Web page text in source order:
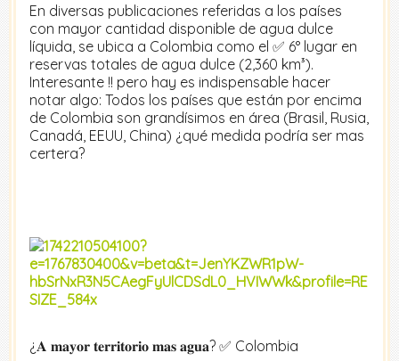
En diversas publicaciones referidas a los países
con mayor cantidad disponible de agua dulce
líquida, se ubica a Colombia como el ✅ 6° lugar en
reservas totales de agua dulce (2,360 km³).
Interesante !! pero hay es indispensable hacer
notar algo: Todos los países que están por encima
de Colombia son grandísimos en área (Brasil, Rusia,
Canadá, EEUU, China) ¿qué medida podría ser mas
certera?
¿𝐀 𝐦𝐚𝐲𝐨𝐫 𝐭𝐞𝐫𝐫𝐢𝐭𝐨𝐫𝐢𝐨 𝐦𝐚𝐬 𝐚𝐠𝐮𝐚? ✅ Colombia